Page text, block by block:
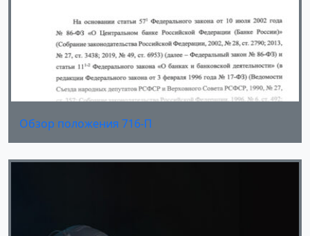
Обзор положения 716-П